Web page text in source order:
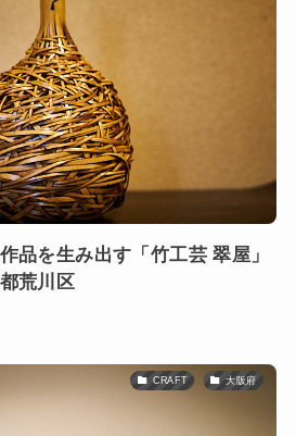
品を生み出す「竹工芸 翠屋」
荒川区
CRAFT 大阪府